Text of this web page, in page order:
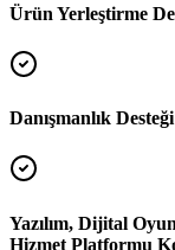
Ürün Yerleştirme
Danışmanlık Desteği
Yazılım, Dijital
Hizmet Platformu